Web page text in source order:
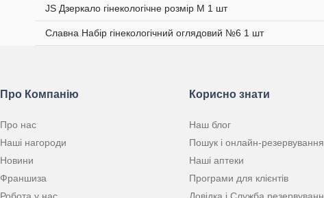
JS Дзеркало гінекологічне розмір M 1 шт
Славна Набір гінекологічний оглядовий №6 1 шт
Про Компанію
Про нас
Наші нагороди
Новини
Франшиза
Корисно знати
Наш блог
Пошук і онлайн-резервування
Наші аптеки
Програми для клієнтів